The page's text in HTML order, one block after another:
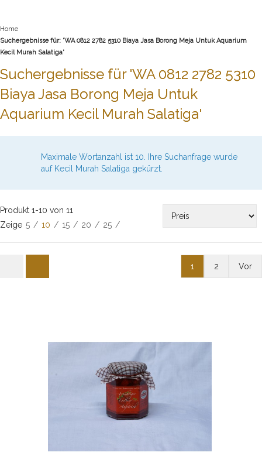
Home
Suchergebnisse für: 'WA 0812 2782 5310 Biaya Jasa Borong Meja Untuk Aquarium
Kecil Murah Salatiga'
Suchergebnisse für 'WA 0812 2782 5310
Biaya Jasa Borong Meja Untuk
Aquarium Kecil Murah Salatiga'
Maximale Wortanzahl ist 10. Ihre Suchanfrage wurde
auf Kecil Murah Salatiga gekürzt.
Produkt 1-10 von 11
Zeige 5 / 10 / 15 / 20 / 25 /
1 2 Vor